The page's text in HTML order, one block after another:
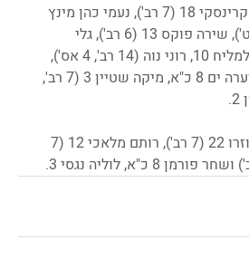
קלעו לרמה"ש: שי-לי קרינסקי 18 (7 רב'), נעמי כהן מינץ
14 (7 רב', 5 אס', 4 חט'), שירה פוקס 13 (6 רב'), גלי
רוטשילד 12, מאיה אלמליח 10, רוני נוה (14 רב', 4 אס'),
רותם ורסנו (5 אס') ויערה ים 8 כ"א, מיקה שטיין 3 (7 רב',